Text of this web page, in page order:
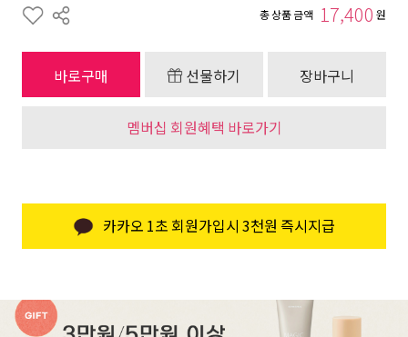
총 상품 금액 17,400 원
바로구매 선물하기 장바구니
멤버십 회원혜택 바로가기
카카오 1초 회원가입시 3천원 즉시지급